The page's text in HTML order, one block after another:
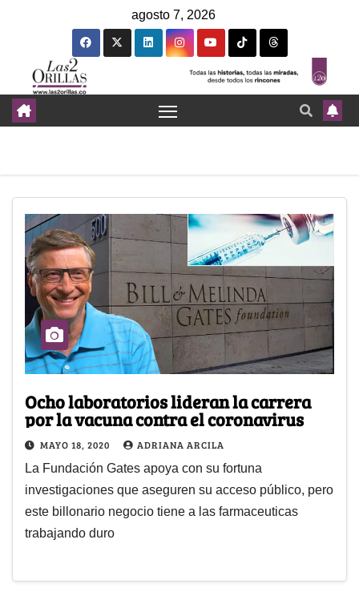
agosto 7, 2026
Ocho laboratorios lideran la carrera
por la vacuna contra el coronavirus
MAYO 18, 2020 ADRIANA ARCILA
La Fundación Gates apoya con su fortuna
investigaciones que aseguren su acceso público, pero
este billonario negocio tiene a las farmaceuticas
trabajando duro